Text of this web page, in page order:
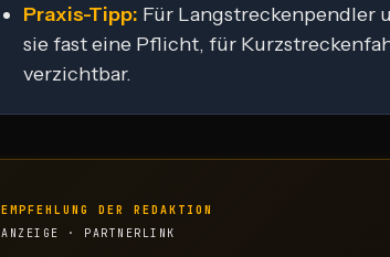
Praxis-Tipp: Für Langstreckenpendler
sie fast eine Pflicht, für
verzichtbar.
EMPFEHLUNG DER REDAKTION
ANZEIGE · PARTNERLINK